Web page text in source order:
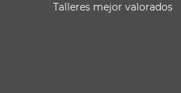
Talleres mejor valorados